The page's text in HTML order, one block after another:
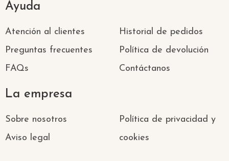
Ayuda
Atención al clientes
Preguntas frecuentes
FAQs
Historial de pedidos
Política de devolución
Contáctanos
La empresa
Sobre nosotros
Aviso legal
Política de privacidad y
cookies